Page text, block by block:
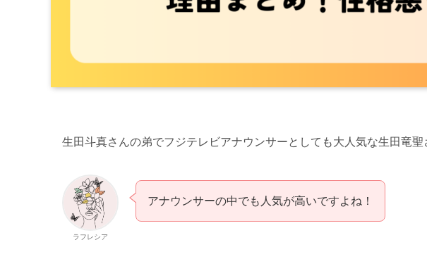
生田斗真さんの弟でフジテレビアナウンサーとしても大人気な生田竜聖
ラフレシア
アナウンサーの中でも人気が高いですよね！